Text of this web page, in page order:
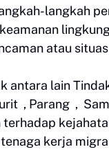
langkah
atau
antara lain
, Parang ,
kerja